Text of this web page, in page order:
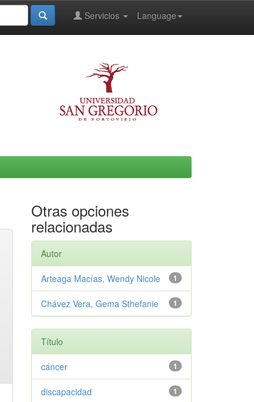
Language
Servicios
Otras opciones
relacionadas
Autor
1
Arteaga Macías, Wendy Nicole
1
Chávez Vera, Gema Sthefanie
Título
1
cáncer
1
discapacidad